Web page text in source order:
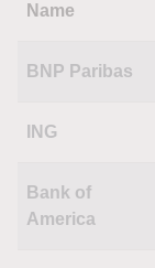
Name
BNP Paribas
ING
Bank of
America